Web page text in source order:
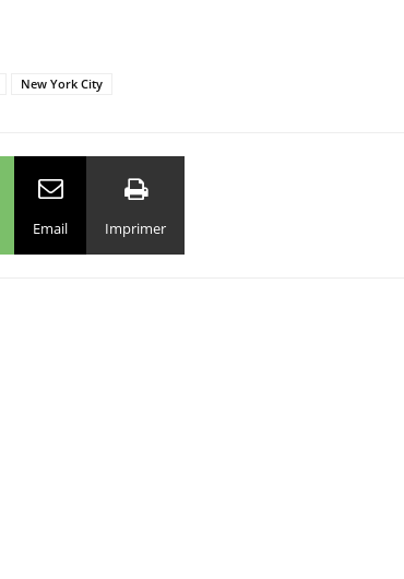
New York City
Email Imprimer